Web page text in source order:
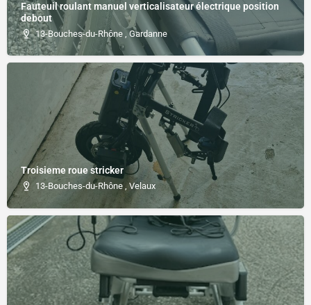
Fauteuil roulant manuel verticalisateur électrique position
debout
13-Bouches-du-Rhône , Gardanne
Troisieme roue stricker
13-Bouches-du-Rhône , Velaux